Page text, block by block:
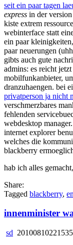
seit ein paar tagen
express in der
kiste extrem
webinterface statt
ein paar
paar neuerungen
gibts auch gute
admins: es reicht
mobilfunkanbieter,
dranzuhaengen. bei
privatperson ja nicht
verschmerzbares
fehlenden
webdesktop
internet explorer
welches die
blackberry
hab ich alles
Share:
Tagged blackberry,
innenminister
sd 20100810221535